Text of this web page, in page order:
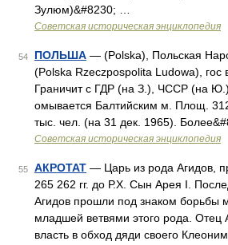
Зулюм)&#8230; …
Советская историческая энциклопедия
54 ПОЛЬША — (Polska), Польская
(Polska Rzeczpospolita Ludowa), гос
Граничит с ГДР (на З.), ЧССР (на
омывается Балтийским м. Площ.
тыс. чел. (на 31 дек. 1965).
Советская историческая энциклопедия
55 АКРОТАТ — Царь из рода Агидов,
265 262 гг. до Р.Х. Сын Арея I.
Агидов прошли под знаком борьбы
младшей ветвями этого рода. Отец
власть в обход дяди своего